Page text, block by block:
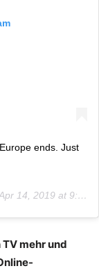
ends. Just
14, 2019 at 9:00am PDT
mehr und